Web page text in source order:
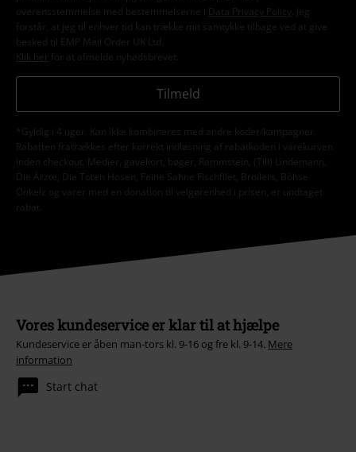
overensstemmelse med bestemmelserne i
Data Privacy Policy
. Jeg
forstår, at jeg til enhver tid kan trække mit samtykke tilbage ved at give
besked til EMP Mail Order UK Ltd.
Klik her
for at afmelde nyhedsbrevet.
Tilmeld
*Gyldig i 4 uger. Kan ikke kombineres med andre koder/kampagner.
Rabatten fratrækkes efter korrekt indløsning af rabatkoden i varekurven
inden checkout. Medier, gavekort, bøger, Rammstein, (Till) Lindemann,
Die Ärzte, Die Toten Hosen, Feine Sahne Fischfilet, Broilers, Böhse
Onkelz og varer med en donation til velgørenhed i prisen, er undtaget
rabat.
Vores kundeservice er klar til at hjælpe
Kundeservice er åben man-tors kl. 9-16 og fre kl. 9-14. Mere
information
Start chat